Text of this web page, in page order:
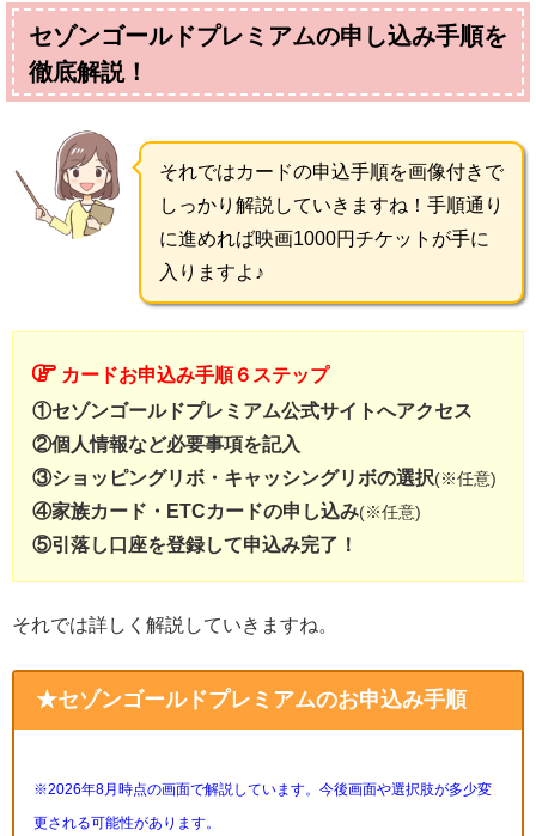
セゾンゴールドプレミアムの申し込み手順を
徹底解説！
それではカードの申込手順を画像付きで
しっかり解説していきますね！手順通り
に進めれば映画1000円チケットが手に
入りますよ♪
カードお申込み手順６ステップ
①セゾンゴールドプレミアム公式サイトへアクセス
②個人情報など必要事項を記入
③ショッピングリボ・キャッシングリボの選択(※任意)
④家族カード・ETCカードの申し込み(※任意)
⑤引落し口座を登録して申込み完了！
それでは詳しく解説していきますね。
★セゾンゴールドプレミアムのお申込み手順
※2026年8月時点の画面で解説しています。今後画面や選択肢が多少変
更される可能性があります。